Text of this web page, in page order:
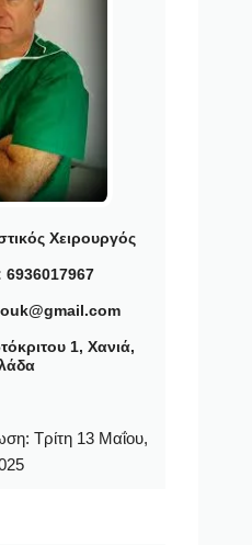
Χειρουργός
1, Χανιά,
Τρίτη 13 Μαΐου,